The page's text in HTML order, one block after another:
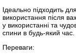
Ідеально підходить
використання після
у використанні та
спини в будь-який час.
Переваги: